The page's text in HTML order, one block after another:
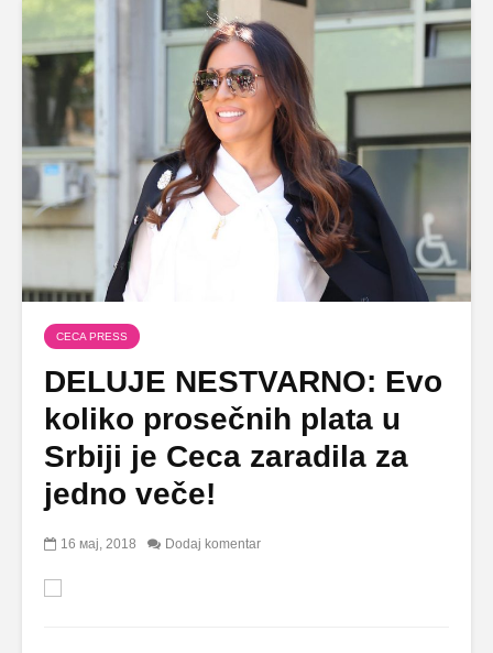
CECA PRESS
DELUJE NESTVARNO: Evo
koliko prosečnih plata u
Srbiji je Ceca zaradila za
jedno veče!
16 мај, 2018 Dodaj komentar